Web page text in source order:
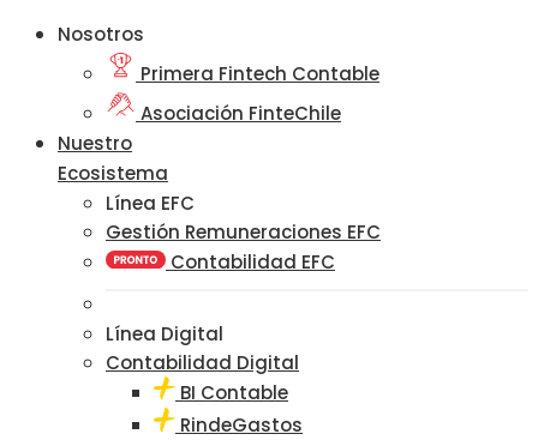
Nosotros
Primera Fintech Contable
Asociación FinteChile
Nuestro
Ecosistema
Línea EFC
Gestión Remuneraciones EFC
Contabilidad EFC
Línea Digital
Contabilidad Digital
BI Contable
RindeGastos